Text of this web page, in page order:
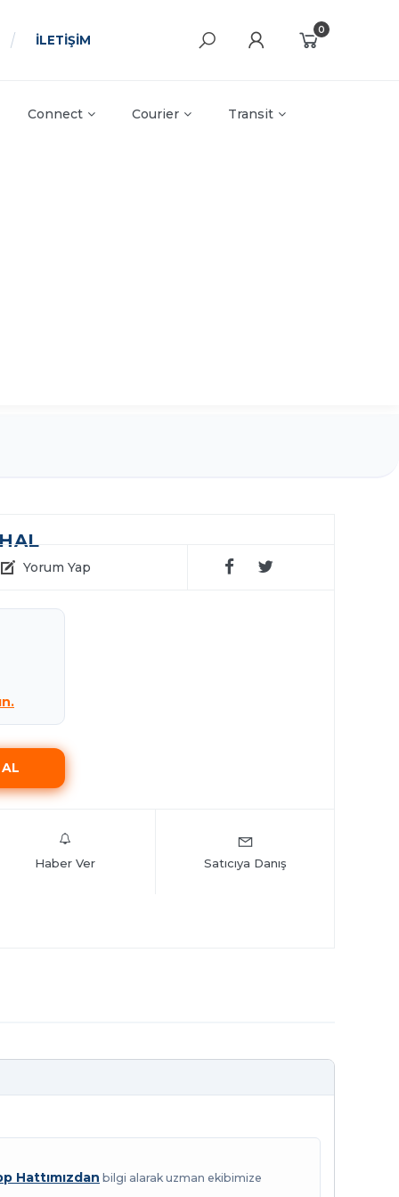
İLETİŞİM
0
Connect Courier Transit
Yorum Yap
Haber Ver Satıcıya Danış
Hattımızdan bilgi alarak uzman ekibimize